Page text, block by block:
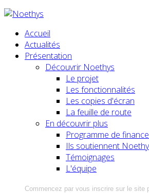
Accueil
Actualités
Présentation
Découvrir Noethys
Le projet
Les fonctionnalités
Les copies d'écran
La feuille de route
En découvrir plus
Programme de
Ils soutiennent
Témoignages
L'équipe
Commencez par vous inscrire sur le site